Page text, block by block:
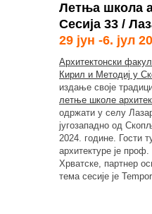
Летња школа
Сесија 33 /
29 јун -6. јул
Архитектонски
Кирил и Методиј у
издање своје
летње школе
одржати у селу
југозападно од
2024. године. Гости
архитектуре је
Хрватске, партнер
тема сесије је